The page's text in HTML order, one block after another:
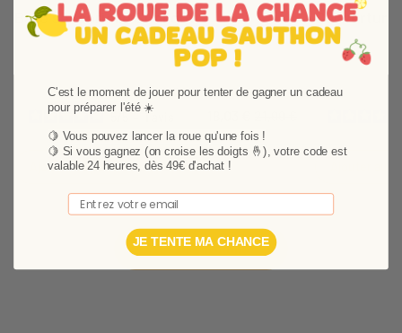
Balle sensorielle Sunlight
BALLE SENSORIELLE SUNLIGHT :
bébés la balle sensorielle, pleine de textures
délicates et de couleurs différentes est le jouet idéal
! Les tout petits adorent y glisser leurs doigts.
DIMENSIONS : 15 x 15 x 15 cm
1
Ajouter au panier
Couverture
COUVERTURE
développé une
ultra chic, elle
Plus de produits
C'est le moment de jouer pour tenter de gagner un cadeau
pour préparer l'été ☀️
🍋 Vous pouvez lancer la roue qu'une fois !
🍋 Si vous gagnez (on croise les doigts 🤞), votre code est
valable 24 heures, dès 49€ d'achat !
Email
JE TENTE MA CHANCE